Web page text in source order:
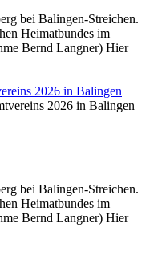
bei Balingen-Streichen.
Heimatbundes im
Bernd Langner) Hier
2026 in Balingen
bei Balingen-Streichen.
Heimatbundes im
Bernd Langner) Hier